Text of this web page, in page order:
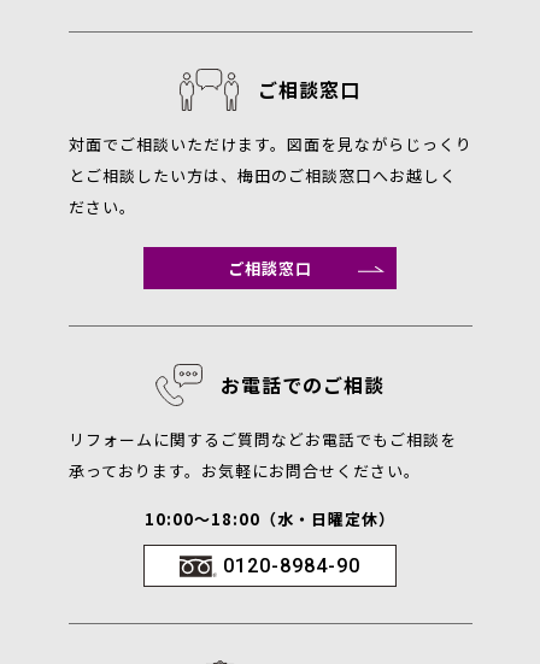
ご相談窓口
対面でご相談いただけます。図面を見ながらじっくり
とご相談したい方は、梅田のご相談窓口へお越しく
ださい。
ご相談窓口
お電話でのご相談
リフォームに関するご質問などお電話でもご相談を
承っております。お気軽にお問合せください。
10:00～18:00（水・日曜定休）
0120-8984-90